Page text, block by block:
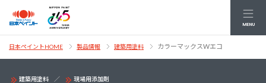
MENU
日本ペイントHOME 製品情報 建築用塗料 カラーマックスWエコ
建築用塗料 現場用添加剤